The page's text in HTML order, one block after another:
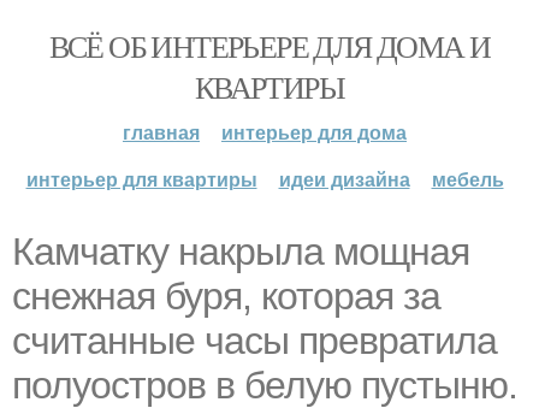
ВСЁ ОБ ИНТЕРЬЕРЕ ДЛЯ ДОМА И
КВАРТИРЫ
главная
интерьер для дома
интерьер для квартиры
идеи дизайна мебель
Камчатку накрыла мощная
снежная буря, которая за
считанные часы превратила
полуостров в белую пустыню.